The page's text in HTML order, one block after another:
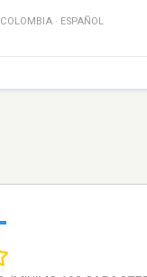
COLOMBIA · ESPAÑOL